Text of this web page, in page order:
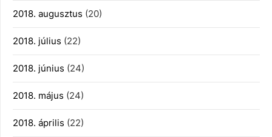
2018. augusztus (20)
2018. július (22)
2018. június (24)
2018. május (24)
2018. április (22)